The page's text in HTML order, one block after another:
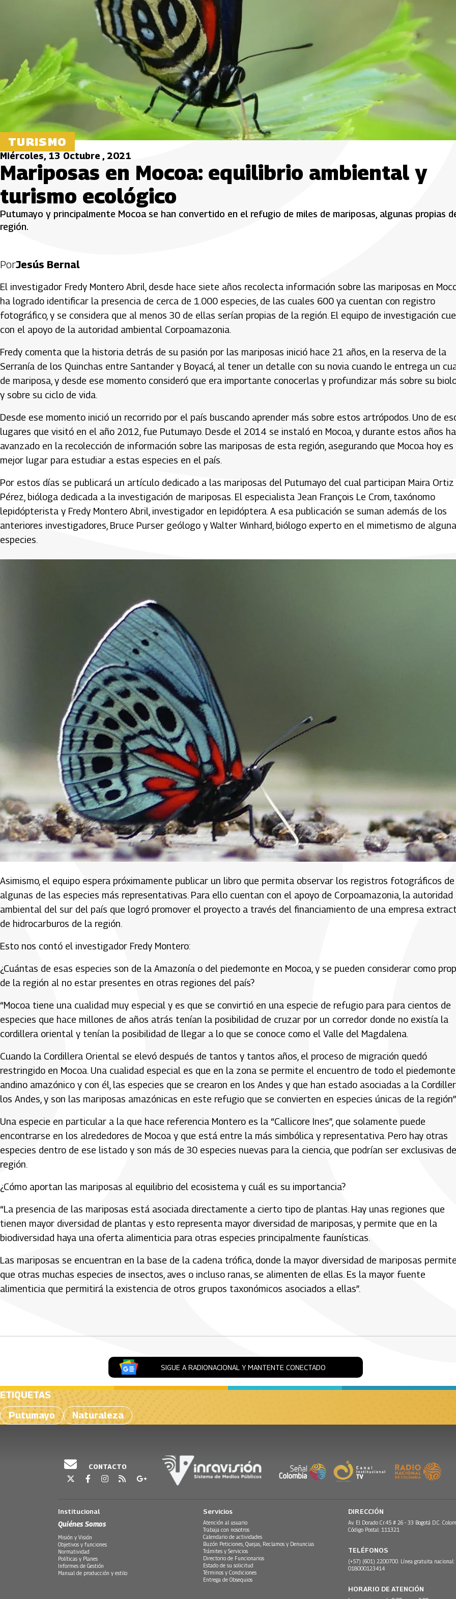
TURISMO
Miércoles, 13 Octubre , 2021
Mariposas en Mocoa: equilibrio ambiental y
turismo ecológico
Putumayo y principalmente Mocoa se han convertido en el refugio de miles de mariposas, algunas propias
región.
PorJesús Bernal
El investigador Fredy Montero Abril, desde hace siete años recolecta información sobre las mariposas en
ha logrado identificar la presencia de cerca de 1.000 especies, de las cuales 600 ya cuentan con registro
fotográfico, y se considera que al menos 30 de ellas serían propias de la región. El equipo de investigación
con el apoyo de la autoridad ambiental Corpoamazonia.
Fredy comenta que la historia detrás de su pasión por las mariposas inició hace 21 años, en la reserva de la
Serranía de los Quinchas entre Santander y Boyacá, al tener un detalle con su novia cuando le entrega un
de mariposa, y desde ese momento consideró que era importante conocerlas y profundizar más sobre su
y sobre su ciclo de vida.
Desde ese momento inició un recorrido por el país buscando aprender más sobre estos artrópodos. Uno de
lugares que visitó en el año 2012, fue Putumayo. Desde el 2014 se instaló en Mocoa, y durante estos años ha
avanzado en la recolección de información sobre las mariposas de esta región, asegurando que Mocoa hoy es
mejor lugar para estudiar a estas especies en el país.
Por estos días se publicará un artículo dedicado a las mariposas del Putumayo del cual participan Maira Ortiz
Pérez, bióloga dedicada a la investigación de mariposas. El especialista Jean François Le Crom, taxónomo
lepidópterista y Fredy Montero Abril, investigador en lepidóptera. A esa publicación se suman además de los
anteriores investigadores, Bruce Purser geólogo y Walter Winhard, biólogo experto en el mimetismo de
especies.
Asimismo, el equipo espera próximamente publicar un libro que permita observar los registros fotográficos de
algunas de las especies más representativas. Para ello cuentan con el apoyo de Corpoamazonia, la autoridad
ambiental del sur del país que logró promover el proyecto a través del financiamiento de una empresa
de hidrocarburos de la región.
Esto nos contó el investigador Fredy Montero:
¿Cuántas de esas especies son de la Amazonía o del piedemonte en Mocoa, y se pueden considerar como
de la región al no estar presentes en otras regiones del país?
“Mocoa tiene una cualidad muy especial y es que se convirtió en una especie de refugio para para cientos de
especies que hace millones de años atrás tenían la posibilidad de cruzar por un corredor donde no existía la
cordillera oriental y tenían la posibilidad de llegar a lo que se conoce como el Valle del Magdalena.
Cuando la Cordillera Oriental se elevó después de tantos y tantos años, el proceso de migración quedó
restringido en Mocoa. Una cualidad especial es que en la zona se permite el encuentro de todo el piedemonte
andino amazónico y con él, las especies que se crearon en los Andes y que han estado asociadas a la
los Andes, y son las mariposas amazónicas en este refugio que se convierten en especies únicas de la
Una especie en particular a la que hace referencia Montero es la “Callicore Ines”, que solamente puede
encontrarse en los alrededores de Mocoa y que está entre la más simbólica y representativa. Pero hay otras
especies dentro de ese listado y son más de 30 especies nuevas para la ciencia, que podrían ser exclusivas
región.
¿Cómo aportan las mariposas al equilibrio del ecosistema y cuál es su importancia?
“La presencia de las mariposas está asociada directamente a cierto tipo de plantas. Hay unas regiones que
tienen mayor diversidad de plantas y esto representa mayor diversidad de mariposas, y permite que en la
biodiversidad haya una oferta alimenticia para otras especies principalmente faunísticas.
Las mariposas se encuentran en la base de la cadena trófica, donde la mayor diversidad de mariposas
que otras muchas especies de insectos, aves o incluso ranas, se alimenten de ellas. Es la mayor fuente
alimenticia que permitirá la existencia de otros grupos taxonómicos asociados a ellas”.
SIGUE A RADIONACIONAL Y MANTENTE CONECTADO
ETIQUETAS
Putumayo
Naturaleza
CONTACTO
Institucional
Quiénes Somos
Misión y Visión
Objetivos y funciones
Normatividad
Políticas y Planes
Informes de Gestión
Manual de producción y estilo
Servicios
Atención al usuario
Trabaja con nosotros
Calendario de actividades
Buzón Peticiones, Quejas, Reclamos y Denuncias
Trámites y Servicios
Directorio de Funcionarios
Estado de su solicitud
Términos y Condiciones
Entrega de Obsequios
DIRECCIÓN
Av. El Dorado Cr.45 # 26 - 33 Bogotá D.C.
Código Postal: 111321
TELÉFONOS
(+57) (601) 2200700. Línea gratuita nacional:
018000123414
HORARIO DE ATENCIÓN